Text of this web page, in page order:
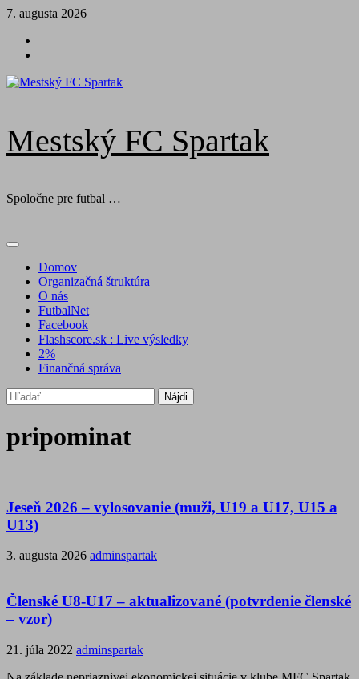
Skip
content
7. augusta 2026
Mestský FC Spartak
Spoločne pre futbal …
Primary
Domov
Organizačná štruktúra
O nás
FutbalNet
Facebook
Flashscore.sk : Live výsledky
2%
Finančná správa
Hľadať:
pripominat
Jeseň 2026 – vylosovanie (muži, U19 a U17, U15 a
U13)
3. augusta 2026 adminspartak
Členské U8-U17 – aktualizované (potvrdenie členské
– vzor)
21. júla 2022 adminspartak